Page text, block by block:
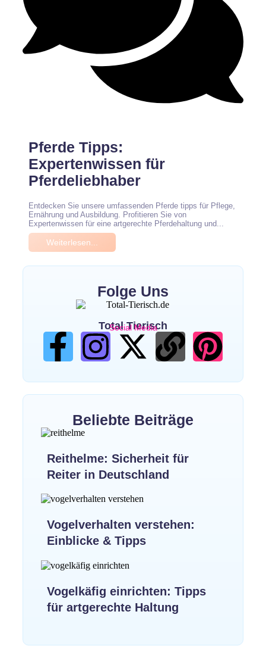
Pferde Tipps:
Expertenwissen für
Pferdeliebhaber
Entdecken Sie unsere umfassenden Pferde tipps für Pflege,
Ernährung und Ausbildung. Profitieren Sie von
Expertenwissen für eine artgerechte Pferdehaltung und...
Weiterlesen...
Folge Uns
Total Tierisch
Social Media
Beliebte Beiträge
Reithelme: Sicherheit für
Reiter in Deutschland
Vogelverhalten verstehen:
Einblicke & Tipps
Vogelkäfig einrichten: Tipps
für artgerechte Haltung